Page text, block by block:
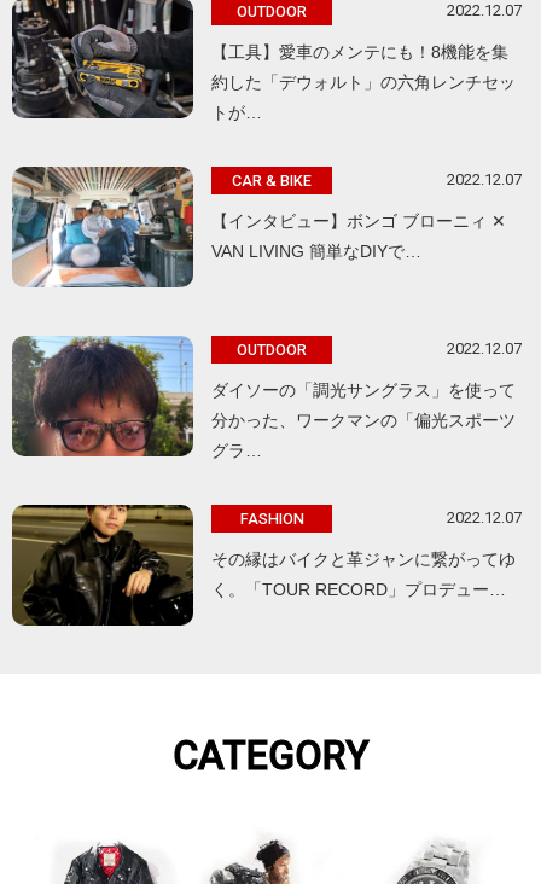
OUTDOOR 2022.12.07
【工具】愛車のメンテにも！8機能を集
約した「デウォルト」の六角レンチセッ
トが…
CAR & BIKE 2022.12.07
【インタビュー】ボンゴ ブローニィ ✕
VAN LIVING 簡単なDIYで…
OUTDOOR 2022.12.07
ダイソーの「調光サングラス」を使って
分かった、ワークマンの「偏光スポーツ
グラ…
FASHION 2022.12.07
その縁はバイクと革ジャンに繋がってゆ
く。「TOUR RECORD」プロデュー…
CATEGORY